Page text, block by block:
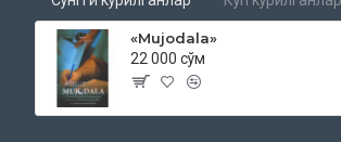
«Mujodala»
22 000 сўм